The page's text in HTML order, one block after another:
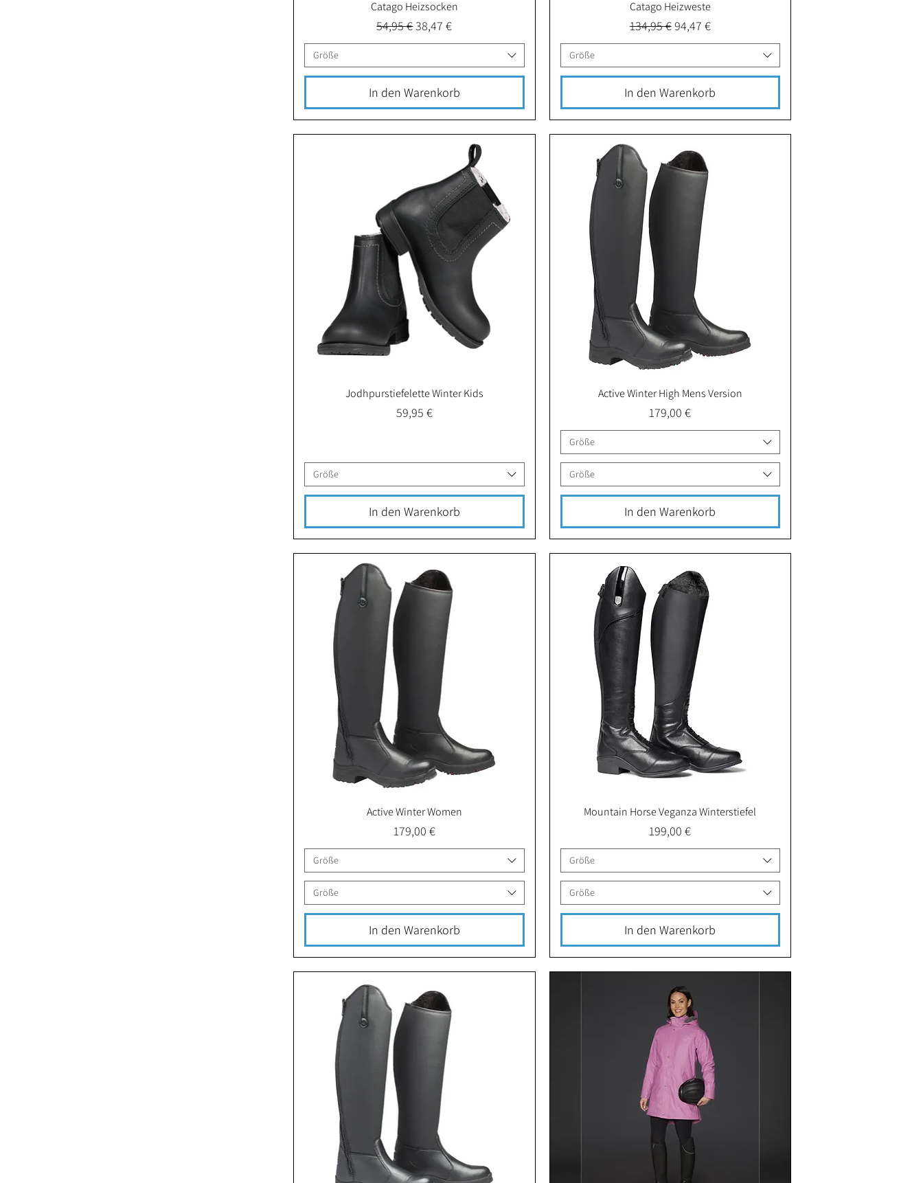
Schnellansicht
Catago Heizsocken
Standardpreis
54,95 €Sale-Preis
38,47 €
Größe
In den Warenkorb
Schnellansicht
Catago Heizweste
Standardpreis
134,95 €Sale-Preis
94,47 €
Größe
In den Warenkorb
Schnellansicht
Jodhpurstiefelette Winter Kids
Preis
59,95 €
Größe
In den Warenkorb
Schnellansicht
Active Winter High Mens Version
Preis
179,00 €
Größe
Größe
In den Warenkorb
Schnellansicht
Active Winter Women
Preis
179,00 €
Größe
Größe
In den Warenkorb
Schnellansicht
Mountain Horse Veganza Winterstiefel
Preis
199,00 €
Größe
Größe
In den Warenkorb